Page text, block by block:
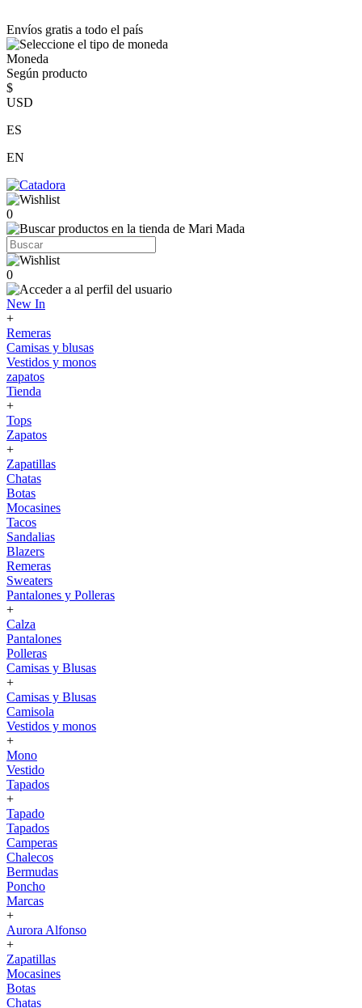
Envíos gratis a todo el país
Moneda
Según producto
$
USD
ES
EN
0
0
New In
+
Remeras
Camisas y blusas
Vestidos y monos
zapatos
Tienda
+
Tops
Zapatos
+
Zapatillas
Chatas
Botas
Mocasines
Tacos
Sandalias
Blazers
Remeras
Sweaters
Pantalones y Polleras
+
Calza
Pantalones
Polleras
Camisas y Blusas
+
Camisas y Blusas
Camisola
Vestidos y monos
+
Mono
Vestido
Tapados
+
Tapado
Tapados
Camperas
Chalecos
Bermudas
Poncho
Marcas
+
Aurora Alfonso
+
Zapatillas
Mocasines
Botas
Chatas